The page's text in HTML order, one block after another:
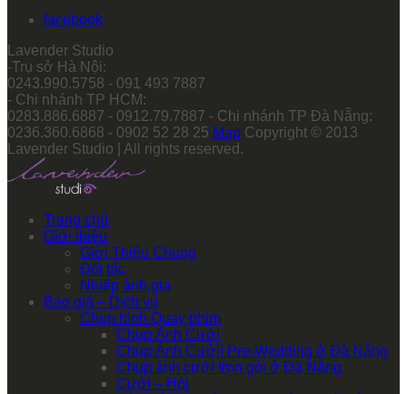
facebook
Lavender Studio
-Trụ sở Hà Nội:
0243.990.5758 - 091 493 7887
- Chi nhánh TP HCM:
0283.886.6887 - 0912.79.7887 - Chi nhánh TP Đà Nẵng:
0236.360.6868 - 0902 52 28 25 Map Copyright © 2013
Lavender Studio | All rights reserved.
Trang chủ
Giới thiệu
Giới Thiệu Chung
Đối tác
Nhiếp ảnh gia
Báo giá – Dịch vụ
Chụp hình Quay phim
Chụp Ảnh Cưới
Chụp Ảnh Cưới| Pre-Wedding ở Đà Nẵng
Chụp ảnh cưới trọn gói ở Đà Nẵng
Cưới – Hỏi